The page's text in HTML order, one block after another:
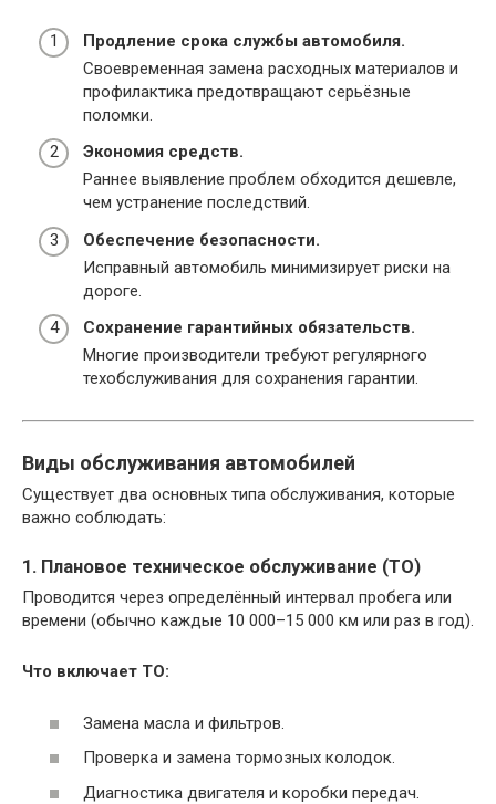
Продление срока службы автомобиля.
Своевременная замена расходных материалов и
профилактика предотвращают серьёзные
поломки.
Экономия средств.
Раннее выявление проблем обходится дешевле,
чем устранение последствий.
Обеспечение безопасности.
Исправный автомобиль минимизирует риски на
дороге.
Сохранение гарантийных обязательств.
Многие производители требуют регулярного
техобслуживания для сохранения гарантии.
Виды обслуживания автомобилей
Существует два основных типа обслуживания, которые
важно соблюдать:
1. Плановое техническое обслуживание (ТО)
Проводится через определённый интервал пробега или
времени (обычно каждые 10 000–15 000 км или раз в год).
Что включает ТО:
Замена масла и фильтров.
Проверка и замена тормозных колодок.
Диагностика двигателя и коробки передач.